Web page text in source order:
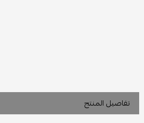
تفاصيل المنتج